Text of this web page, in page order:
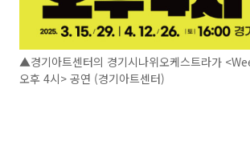
▲경기아트센터의 경기시나위오케스트라가
오후 4시> 공연 (경기아트센터)